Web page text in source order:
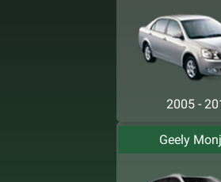
2005 -
Geely